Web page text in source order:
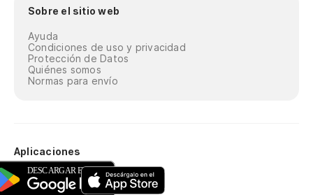
Sobre el sitio web
Ayuda
Condiciones de uso y privacidad
Protección de Datos
Quiénes somos
Normas para envío
Aplicaciones